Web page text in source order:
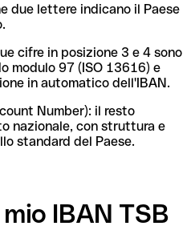
due lettere indicano il Paese
cifre in posizione 3 e 4 sono
modulo 97 (ISO 13616) e
in automatico dell'IBAN.
Number): il resto
nazionale, con struttura e
standard del Paese.
IBAN TSB